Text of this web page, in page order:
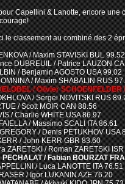
Capellini & Lanotte, encore une
le classement au combiné des 2
/ Maxim STAVISKI BUL 99.52
DUBREUIL / Patrice LAUZON
/ Benjamin AGOSTO USA 99.02
/ Maxim SHABALIN RUS
/ Olivier SCHOENFELDER
/ Sergei NOVITSKI RUS
/ Scott MOIR CAN 88.56
/ Charlie WHITE USA 86.97
/ Massimo SCALI ITA 86.61
/ Denis PETUKHOV USA
/ John KERR GBR 83.60
ZARETSKI / Roman ZARETSKI
/ Fabian BOURZAT
/ Luca LANOTTE ITA 76.51
/ Igor LUKANIN AZE 76.20